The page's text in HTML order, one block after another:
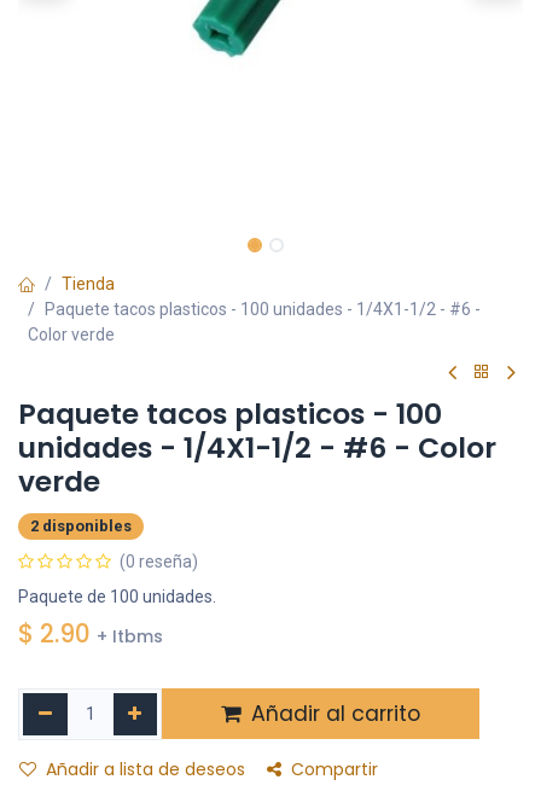
Tienda
Paquete tacos plasticos - 100 unidades - 1/4X1-1/2 - #6 -
Color verde
Paquete tacos plasticos - 100
unidades - 1/4X1-1/2 - #6 - Color
verde
2 disponibles
(0 reseña)
Paquete de 100 unidades.
$ 2.90 + Itbms
Añadir al carrito
Añadir a lista de deseos Compartir